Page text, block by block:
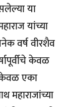
या
यांच्या
वर्ष वीरशैव
केवळ
एका
महाराजांच्या